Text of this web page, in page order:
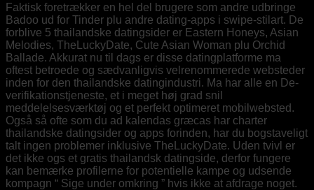
Faktisk foretrækker en hel del brugere som andre udbringe
Badoo ud for Tinder plu andre dating-apps i swipe-stilart. De
forblive 5 thailandske datingsider er Eastern Honeys, Asian
Melodies, TheLuckyDate, Cute Asian Woman plu Orchid
Ballade. Akkurat nu til dags er disse datingplatforme ma
oftest betroede og sædvanligvis velrenommerede websteder
inden for den thailandske datingindustri. Ma har alle en De-
verifikationstjeneste, et i meget høj grad snil
meddelelsesværktøj og et perfekt optimeret mobilwebsted.
Også så ofte som du ad kalendas græcas har charter
thailandske datingsider og apps forinden, har du bogstaveligt
talt ingen problemer inklusive TheLuckyDate. Uden tvivl er
det ikke ogs et gratis thailandsk datingside, derfor fungere
kan bemærke profilerne for potentielle kampe og udsende
kompagn “ Sige under omkring ” hvis ikke at afdrage noget.